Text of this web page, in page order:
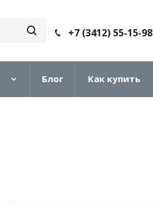
+7 (3412) 55-15-98
Блог Как купить